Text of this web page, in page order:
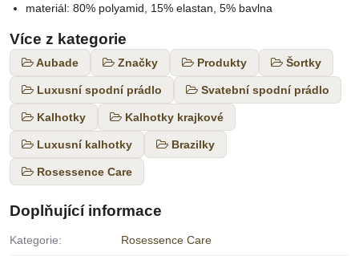
materiál: 80% polyamid, 15% elastan, 5% bavlna
Více z kategorie
Aubade Značky Produkty Šortky
Luxusní spodní prádlo Svatební spodní prádlo
Kalhotky Kalhotky krajkové
Luxusní kalhotky Brazilky
Rosessence Care
Doplňující informace
Kategorie: Rosessence Care